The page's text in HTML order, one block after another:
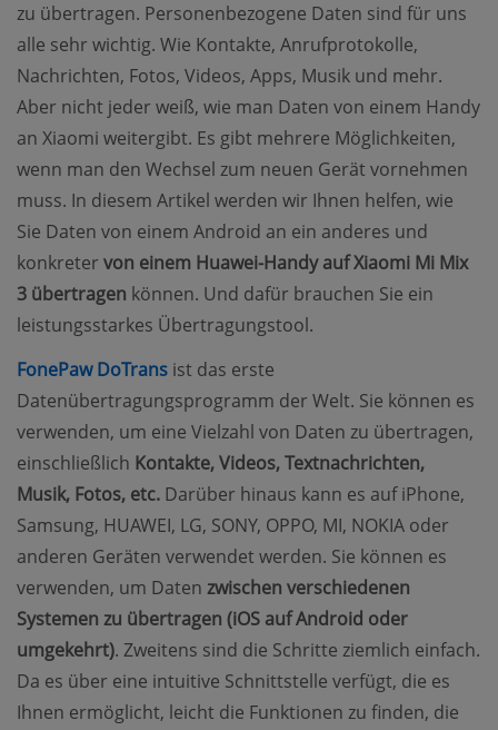
zu übertragen. Personenbezogene Daten sind für uns
alle sehr wichtig. Wie Kontakte, Anrufprotokolle,
Nachrichten, Fotos, Videos, Apps, Musik und mehr.
Aber nicht jeder weiß, wie man Daten von einem Handy
an Xiaomi weitergibt. Es gibt mehrere Möglichkeiten,
wenn man den Wechsel zum neuen Gerät vornehmen
muss. In diesem Artikel werden wir Ihnen helfen, wie
Sie Daten von einem Android an ein anderes und
konkreter von einem Huawei-Handy auf Xiaomi Mi Mix
3 übertragen können. Und dafür brauchen Sie ein
leistungsstarkes Übertragungstool.
FonePaw DoTrans (opens new window)
ist das erste
Datenübertragungsprogramm der Welt. Sie können es
verwenden, um eine Vielzahl von Daten zu übertragen,
einschließlich Kontakte, Videos, Textnachrichten,
Musik, Fotos, etc. Darüber hinaus kann es auf iPhone,
Samsung, HUAWEI, LG, SONY, OPPO, MI, NOKIA oder
anderen Geräten verwendet werden. Sie können es
verwenden, um Daten zwischen verschiedenen
Systemen zu übertragen (iOS auf Android oder
umgekehrt). Zweitens sind die Schritte ziemlich einfach.
Da es über eine intuitive Schnittstelle verfügt, die es
Ihnen ermöglicht, leicht die Funktionen zu finden, die